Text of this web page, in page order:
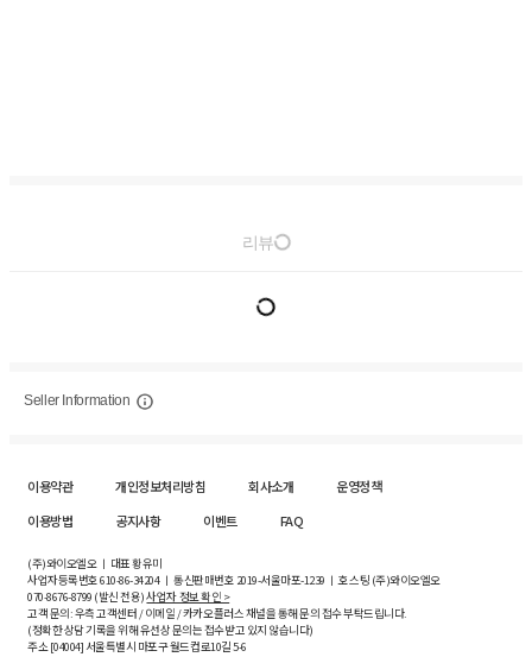
리뷰
Seller Information
이용약관 개인정보처리방침 회사소개
운영정책
이용방법
공지사항 이벤트 FAQ
(주)와이오엘오 ㅣ 대표 황유미
사업자등록번호610-86-34204ㅣ 통신판매번호 2019-서울마포-1239 ㅣ 호스팅 (주)와이오엘오
070-8676-8799 (발신 전용)사업자 정보 확인 >
고객 문의: 우측 고객센터 / 이메일 / 카카오플러스 채널을 통해 문의 접수 부탁드립니다.
(정확한 상담 기록을 위해 유선상 문의는 접수받고 있지 않습니다)
주소 [04004] 서울특별시 마포구 월드컵로10길5-6